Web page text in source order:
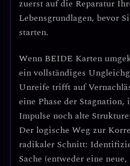
zuerst auf die Reparatur
Lebensgrundlagen, bevor
starten.
Wenn BEIDE Karten
einvollständiges
Unreife trifft auf
eine Phase der Stagnation,
Impulse noch alte
Der logische Weg zur
radikaler Schnitt:
Sache (entweder eine